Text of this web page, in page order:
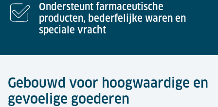
Ondersteunt farmaceutische
producten, bederfelijke waren en
speciale vracht
Gebouwd voor hoogwaardige en
gevoelige goederen